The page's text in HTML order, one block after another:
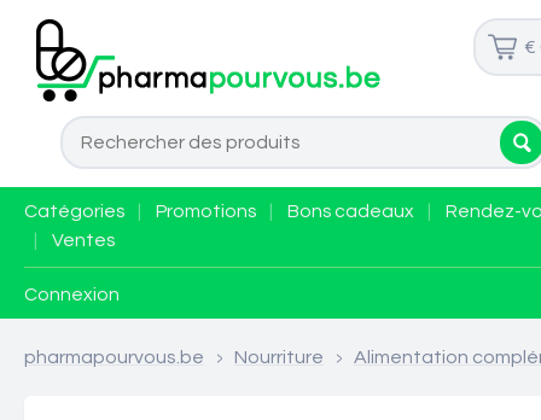
€
Catégories Promotions Bons cadeaux
Rendez-
Ventes
Connexion
pharmapourvous.be > Nourriture > Alimentation